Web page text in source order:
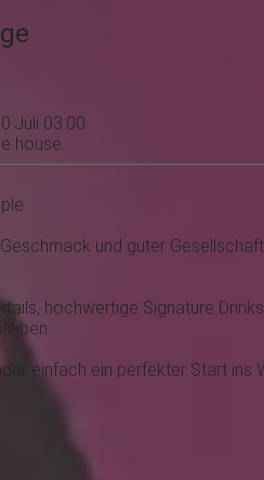
03:00
house
und guter
hochwertige Signature
einfach ein perfekter Start ins